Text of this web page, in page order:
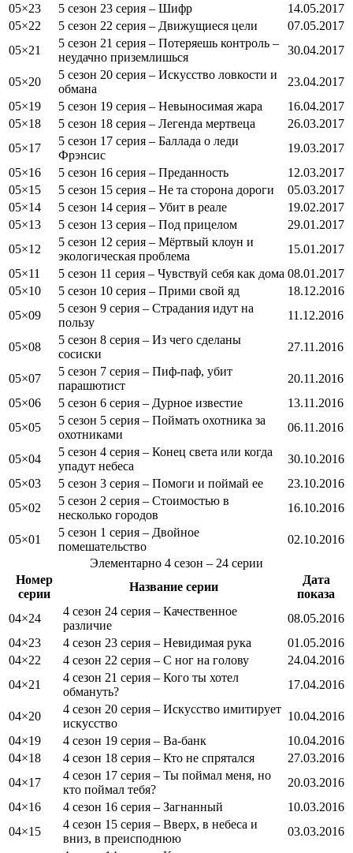
05×23
5 сезон 23 серия – Шифр
14.05.2017
05×22
5 сезон 22 серия – Движущиеся цели
07.05.2017
05×21
5 сезон 21 серия – Потеряешь контроль –
неудачно приземлишься
30.04.2017
05×20
5 сезон 20 серия – Искусство ловкости и
обмана
23.04.2017
05×19
5 сезон 19 серия – Невыносимая жара
16.04.2017
05×18
5 сезон 18 серия – Легенда мертвеца
26.03.2017
05×17
5 сезон 17 серия – Баллада о леди
Фрэнсис
19.03.2017
05×16
5 сезон 16 серия – Преданность
12.03.2017
05×15
5 сезон 15 серия – Не та сторона дороги
05.03.2017
05×14
5 сезон 14 серия – Убит в реале
19.02.2017
05×13
5 сезон 13 серия – Под прицелом
29.01.2017
05×12
5 сезон 12 серия – Мёртвый клоун и
экологическая проблема
15.01.2017
05×11
5 сезон 11 серия – Чувствуй себя как дома 08.01.2017
05×10
5 сезон 10 серия – Прими свой яд
18.12.2016
05×09
5 сезон 9 серия – Страдания идут на
пользу
11.12.2016
05×08
5 сезон 8 серия – Из чего сделаны
сосиски
27.11.2016
05×07
5 сезон 7 серия – Пиф-паф, убит
парашютист
20.11.2016
05×06
5 сезон 6 серия – Дурное известие
13.11.2016
05×05
5 сезон 5 серия – Поймать охотника за
охотниками
06.11.2016
05×04
5 сезон 4 серия – Конец света или когда
упадут небеса
30.10.2016
05×03
5 сезон 3 серия – Помоги и поймай ее
23.10.2016
05×02
5 сезон 2 серия – Стоимостью в
несколько городов
16.10.2016
05×01
5 сезон 1 серия – Двойное
помешательство
02.10.2016
Элементарно 4 сезон – 24 серии
Номер
серии
Название серии
Дата
показа
04×24
4 сезон 24 серия – Качественное
различие
08.05.2016
04×23
4 сезон 23 серия – Невидимая рука
01.05.2016
04×22
4 сезон 22 серия – С ног на голову
24.04.2016
04×21
4 сезон 21 серия – Кого ты хотел
обмануть?
17.04.2016
04×20
4 сезон 20 серия – Искусство имитирует
искусство
10.04.2016
04×19
4 сезон 19 серия – Ва-банк
10.04.2016
04×18
4 сезон 18 серия – Кто не спрятался
27.03.2016
04×17
4 сезон 17 серия – Ты поймал меня, но
кто поймал тебя?
20.03.2016
04×16
4 сезон 16 серия – Загнанный
10.03.2016
04×15
4 сезон 15 серия – Вверх, в небеса и
вниз, в преисподнюю
03.03.2016